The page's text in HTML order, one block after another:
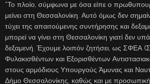
“Το πλοίο, σύμφωνα με όσα είπε ο
μείνει στη Θεσσαλονίκη. Αυτό όμως δεν
τύχει της απαιτούμενης συντήρησης και
μπορεί να γίνει στη Θεσσαλονίκη γιατί δεν
δεξαμενή. Έχουμε λοιπόν ζητήσει, ως ΣΦΕΑ
Φυλακισθέντων και Εξορισθέντων
στους αρμόδιους Υπουργούς Άμυνας και
Δήμο Θεσσαλονίκης, καθώς και με